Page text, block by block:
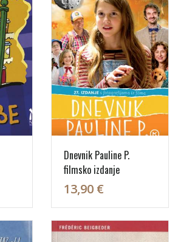
Dnevnik Pauline P.
filmsko izdanje
13,90 €